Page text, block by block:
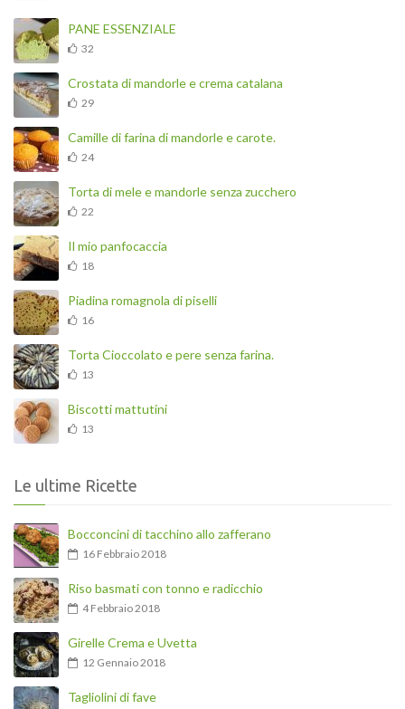
PANE ESSENZIALE
32
Crostata di mandorle e crema catalana
29
Camille di farina di mandorle e carote.
24
Torta di mele e mandorle senza zucchero
22
Il mio panfocaccia
18
Piadina romagnola di piselli
16
Torta Cioccolato e pere senza farina.
13
Biscotti mattutini
13
Le ultime Ricette
Bocconcini di tacchino allo zafferano
16 Febbraio 2018
Riso basmati con tonno e radicchio
4 Febbraio 2018
Girelle Crema e Uvetta
12 Gennaio 2018
Tagliolini di fave